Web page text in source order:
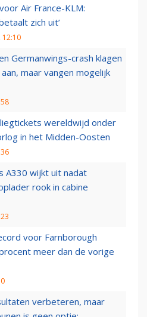
Air France-KLM:
zich uit’
12:10
Germanwings-crash klagen
maar vangen mogelijk
wereldwijd onder
in het Midden-Oosten
A330 wijkt uit nadat
rook in cabine
voor Farnborough
meer dan de vorige
verbeteren, maar